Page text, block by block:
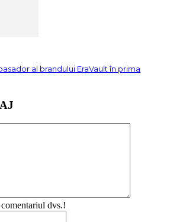
al brandului EraVault în prima
dvs.!